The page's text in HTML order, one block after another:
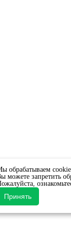
обрабатываем
можете запретить
Принять